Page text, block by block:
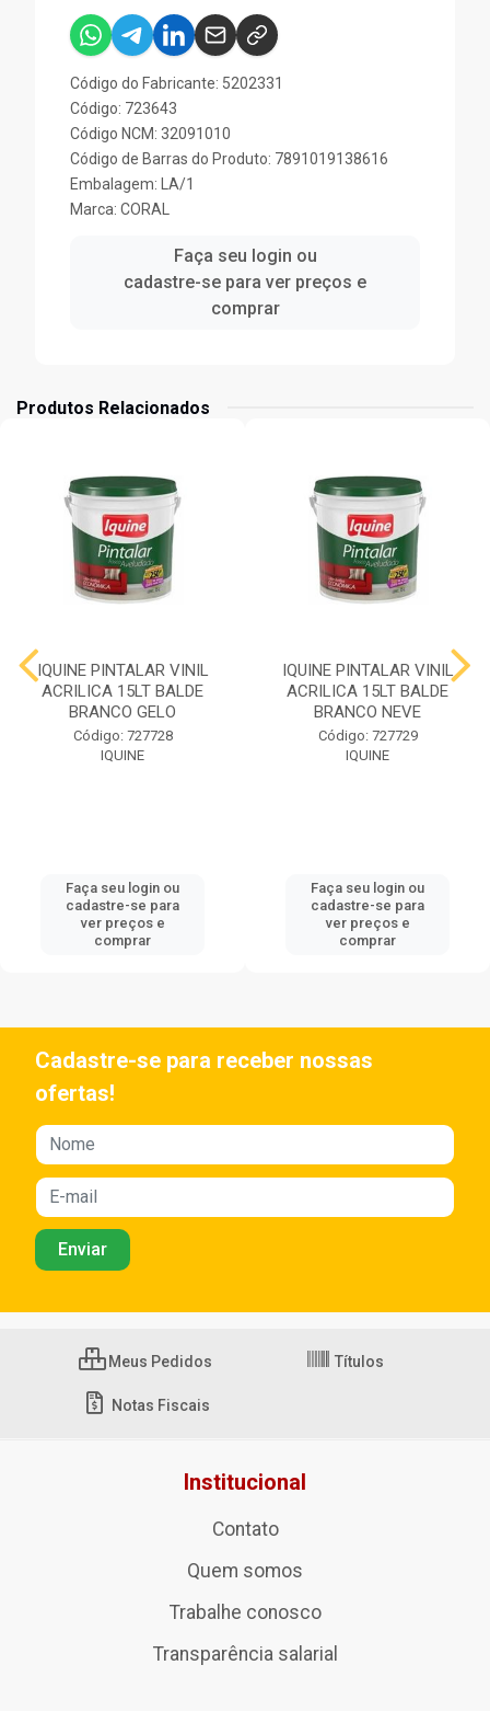
Código do Fabricante: 5202331
Código: 723643
Código NCM: 32091010
Código de Barras do Produto: 7891019138616
Embalagem: LA/1
Marca: CORAL
Faça seu login ou
cadastre-se para ver preços e
comprar
Produtos Relacionados
IQUINE PINTALAR VINIL
ACRILICA 15LT BALDE
BRANCO GELO
Código: 727728
IQUINE
Faça seu login ou
cadastre-se para
ver preços e
comprar
IQUINE PINTALAR VINIL
ACRILICA 15LT BALDE
BRANCO NEVE
Código: 727729
IQUINE
Faça seu login ou
cadastre-se para
ver preços e
comprar
Cadastre-se para receber nossas
ofertas!
Meus Pedidos Títulos
Notas Fiscais
Institucional
Contato
Quem somos
Trabalhe conosco
Transparência salarial